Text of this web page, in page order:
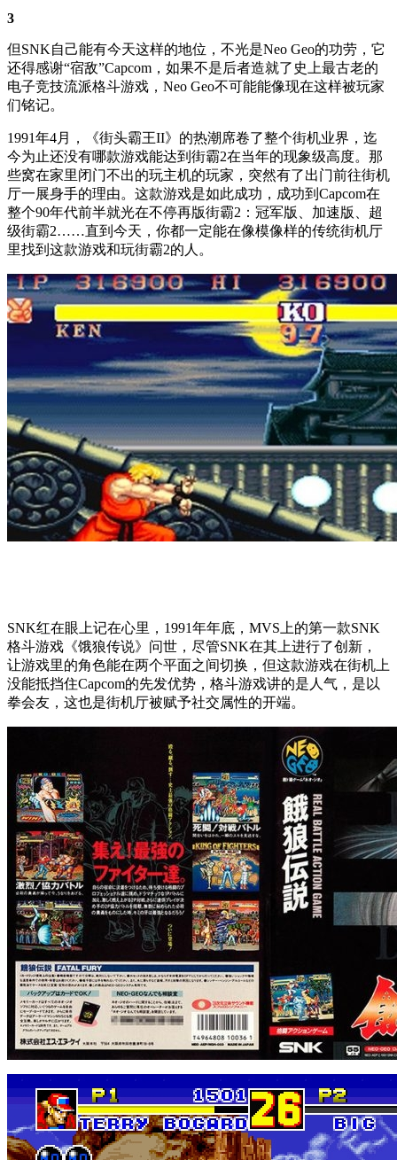
3
但SNK自己能有今天这样的地位，不光是Neo Geo的功劳，它
还得感谢“宿敌”Capcom，如果不是后者造就了史上最古老的
电子竞技流派格斗游戏，Neo Geo不可能能像现在这样被玩家
们铭记。
1991年4月，《街头霸王II》的热潮席卷了整个街机业界，迄
今为止还没有哪款游戏能达到街霸2在当年的现象级高度。那
些窝在家里闭门不出的玩主机的玩家，突然有了出门前往街机
厅一展身手的理由。这款游戏是如此成功，成功到Capcom在
整个90年代前半就光在不停再版街霸2：冠军版、加速版、超
级街霸2……直到今天，你都一定能在像模像样的传统街机厅
里找到这款游戏和玩街霸2的人。
SNK红在眼上记在心里，1991年年底，MVS上的第一款SNK
格斗游戏《饿狼传说》问世，尽管SNK在其上进行了创新，
让游戏里的角色能在两个平面之间切换，但这款游戏在街机上
没能抵挡住Capcom的先发优势，格斗游戏讲的是人气，是以
拳会友，这也是街机厅被赋予社交属性的开端。